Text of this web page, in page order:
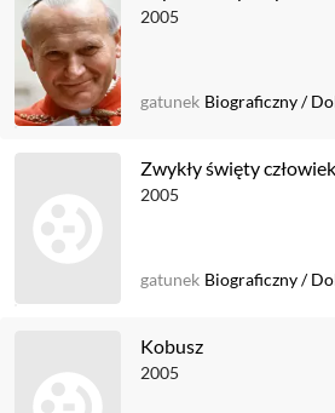
2005
gatunek Biograficzny/
Zwykły święty człowiek
2005
gatunek Biograficzny/
Kobusz
2005